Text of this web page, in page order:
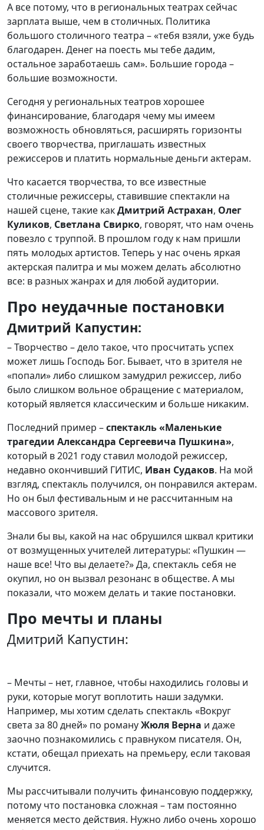
А все потому, что в региональных театрах сейчас
зарплата выше, чем в столичных. Политика
большого столичного театра – «тебя взяли, уже будь
благодарен. Денег на поесть мы тебе дадим,
остальное заработаешь сам». Большие города –
большие возможности.
Сегодня у региональных театров хорошее
финансирование, благодаря чему мы имеем
возможность обновляться, расширять горизонты
своего творчества, приглашать известных
режиссеров и платить нормальные деньги актерам.
Что касается творчества, то все известные
столичные режиссеры, ставившие спектакли на
нашей сцене, такие какДмитрий Астрахан, Олег
Куликов, Светлана Свирко, говорят, что нам очень
повезло с труппой. В прошлом году к нам пришли
пять молодых артистов. Теперь у нас очень яркая
актерская палитра и мы можем делать абсолютно
все: в разных жанрах и для любой аудитории.
Про неудачные постановки
Дмитрий Капустин:
– Творчество – дело такое, что просчитать успех
может лишь Господь Бог. Бывает, что в зрителя не
«попали» либо слишком замудрил режиссер, либо
было слишком вольное обращение с материалом,
который является классическим и больше никаким.
Последний пример –спектакль «Маленькие
трагедии Александра Сергеевича Пушкина»,
который в 2021 году ставил молодой режиссер,
недавно окончивший ГИТИС, Иван Судаков. На мой
взгляд, спектакль получился, он понравился актерам.
Но он был фестивальным и не рассчитанным на
массового зрителя.
Знали бы вы, какой на нас обрушился шквал критики
от возмущенных учителей литературы: «Пушкин —
наше все! Что вы делаете?» Да, спектакль себя не
окупил, но он вызвал резонанс в обществе. А мы
показали, что можем делать и такие постановки.
Про мечты и планы
Дмитрий Капустин:
– Мечты – нет, главное, чтобы находились головы и
руки, которые могут воплотить наши задумки.
Например, мы хотим сделать спектакль «Вокруг
света за 80 дней» по романуЖюля Верна и даже
заочно познакомились с правнуком писателя. Он,
кстати, обещал приехать на премьеру, если таковая
случится.
Мы рассчитывали получить финансовую поддержку,
потому что постановка сложная – там постоянно
меняется место действия. Нужно либо очень хорошо